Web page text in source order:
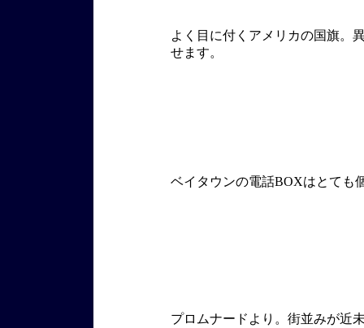
よく目に付くアメリカの国旗。
せます。
ベイタウンの電話BOXはとても
プロムナードより。街並みが近